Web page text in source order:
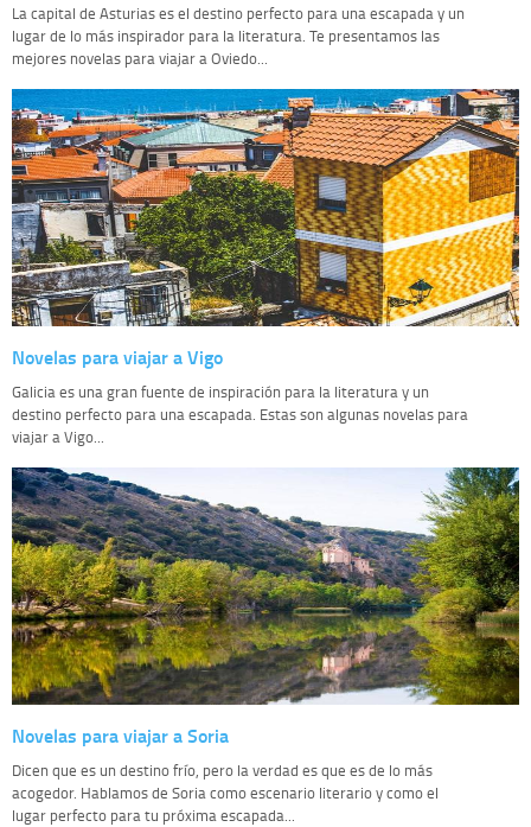
La capital de Asturias es el destino perfecto para una escapada y un
lugar de lo más inspirador para la literatura. Te presentamos las
mejores novelas para viajar a Oviedo...
Novelas para viajar a Vigo
Galicia es una gran fuente de inspiración para la literatura y un
destino perfecto para una escapada. Estas son algunas novelas para
viajar a Vigo...
Novelas para viajar a Soria
Dicen que es un destino frío, pero la verdad es que es de lo más
acogedor. Hablamos de Soria como escenario literario y como el
lugar perfecto para tu próxima escapada...